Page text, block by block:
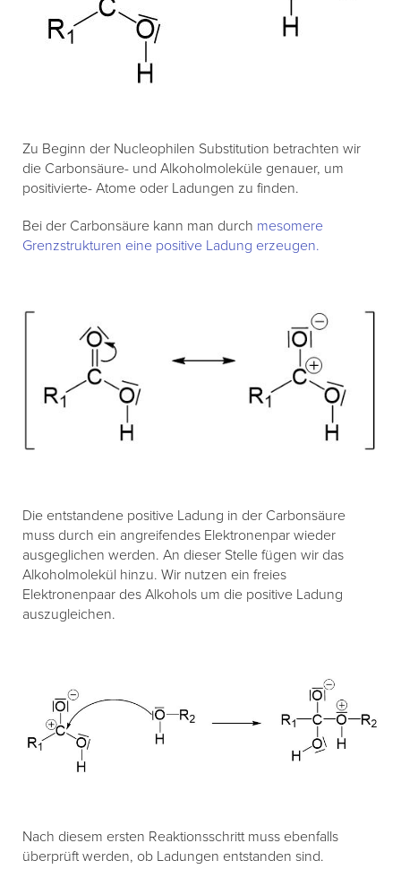
Zu Beginn der Nucleophilen Substitution betrachten wir
die Carbonsäure- und Alkoholmoleküle genauer, um
positivierte- Atome oder Ladungen zu finden.
Bei der Carbonsäure kann man durch mesomere
Grenzstrukturen eine positive Ladung erzeugen.
Die entstandene positive Ladung in der Carbonsäure
muss durch ein angreifendes Elektronenpar wieder
ausgeglichen werden. An dieser Stelle fügen wir das
Alkoholmolekül hinzu. Wir nutzen ein freies
Elektronenpaar des Alkohols um die positive Ladung
auszugleichen.
Nach diesem ersten Reaktionsschritt muss ebenfalls
überprüft werden, ob Ladungen entstanden sind.